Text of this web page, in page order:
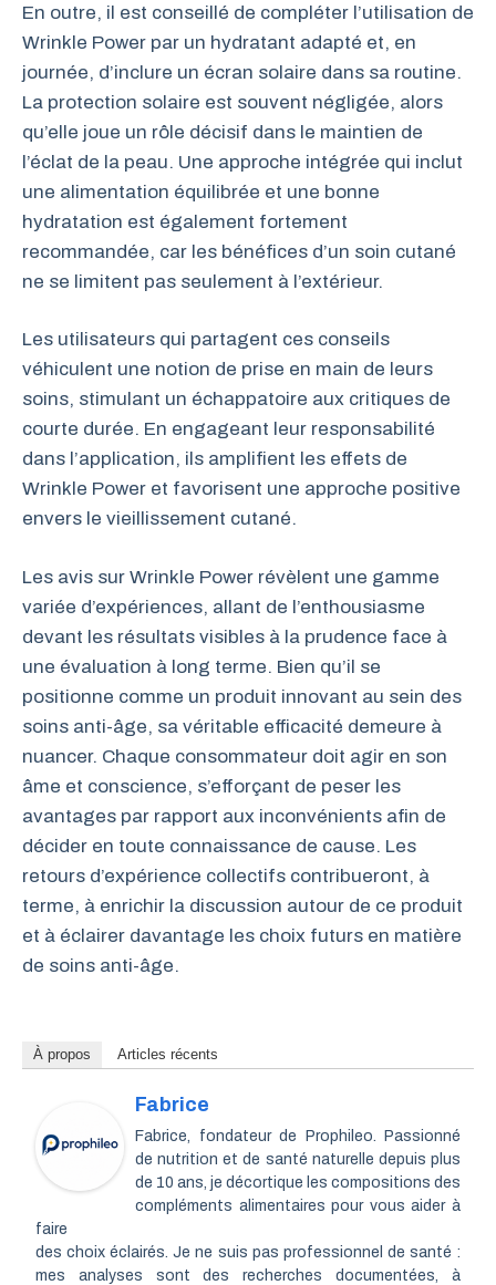
En outre, il est conseillé de compléter l’utilisation de
Wrinkle Power par un hydratant adapté et, en
journée, d’inclure un écran solaire dans sa routine.
La protection solaire est souvent négligée, alors
qu’elle joue un rôle décisif dans le maintien de
l’éclat de la peau. Une approche intégrée qui inclut
une alimentation équilibrée et une bonne
hydratation est également fortement
recommandée, car les bénéfices d’un soin cutané
ne se limitent pas seulement à l’extérieur.
Les utilisateurs qui partagent ces conseils
véhiculent une notion de prise en main de leurs
soins, stimulant un échappatoire aux critiques de
courte durée. En engageant leur responsabilité
dans l’application, ils amplifient les effets de
Wrinkle Power et favorisent une approche positive
envers le vieillissement cutané.
Les avis sur Wrinkle Power révèlent une gamme
variée d’expériences, allant de l’enthousiasme
devant les résultats visibles à la prudence face à
une évaluation à long terme. Bien qu’il se
positionne comme un produit innovant au sein des
soins anti-âge, sa véritable efficacité demeure à
nuancer. Chaque consommateur doit agir en son
âme et conscience, s’efforçant de peser les
avantages par rapport aux inconvénients afin de
décider en toute connaissance de cause. Les
retours d’expérience collectifs contribueront, à
terme, à enrichir la discussion autour de ce produit
et à éclairer davantage les choix futurs en matière
de soins anti-âge.
À propos Articles récents
Fabrice
Fabrice, fondateur de Prophileo. Passionné
de nutrition et de santé naturelle depuis plus
de 10 ans, je décortique les compositions des
compléments alimentaires pour vous aider à
faire
des choix éclairés. Je ne suis pas professionnel de santé :
mes analyses sont des recherches documentées, à